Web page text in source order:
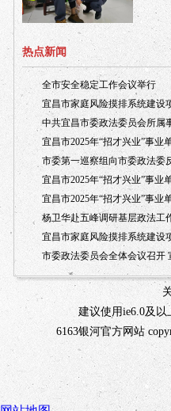
热点新闻
全市安全稳定工作会议举行
宜昌市家庭风险摸排系统建设
中共宜昌市委政法委员会所属
宜昌市2025年“招才兴业”事业
市委第一巡察组向市委政法委
宜昌市2025年“招才兴业”事业
宜昌市2025年“招才兴业”事业
杨卫华赴五峰调研基层政法工
宜昌市家庭风险摸排系统建设
市委政法委员会全体会议召开
建议使用ie6.0及
6163银河官方网站